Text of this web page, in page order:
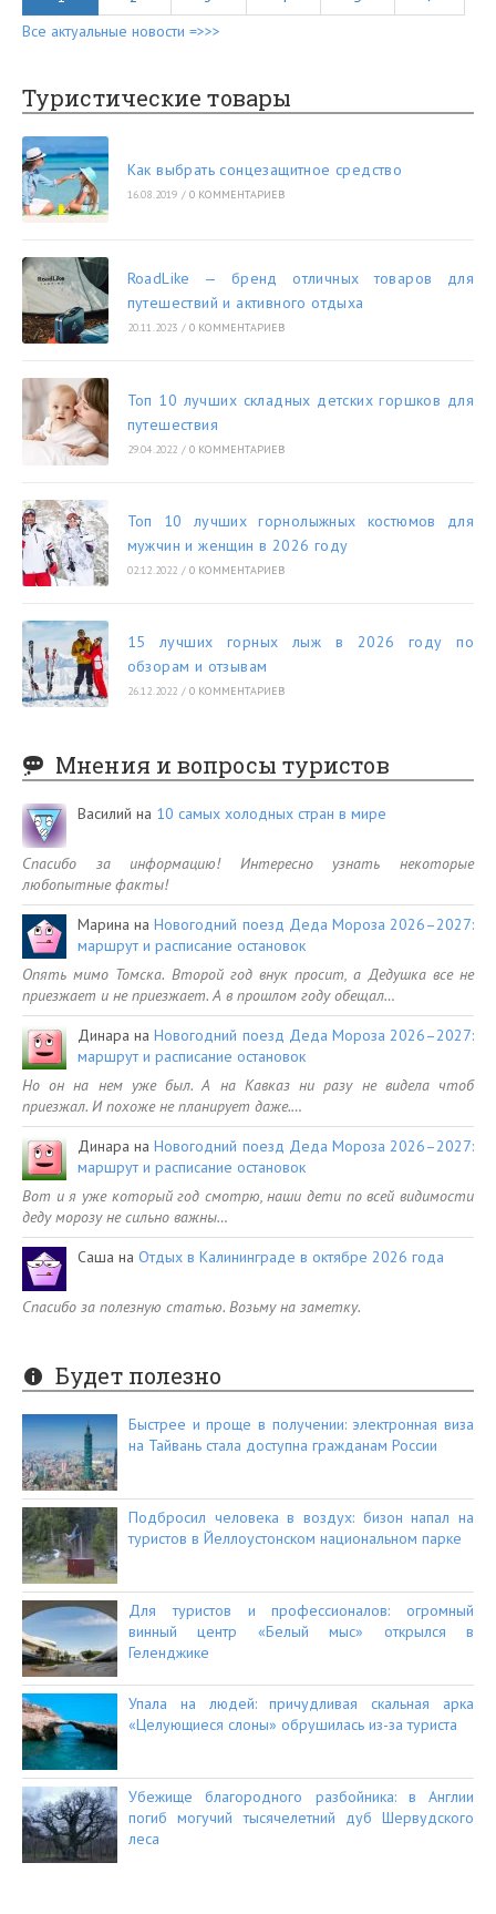
Все актуальные новости =>>>
Туристические товары
Как выбрать сонцезащитное средство
16.08.2019 / 0 КОММЕНТАРИЕВ
RoadLike — бренд отличных товаров для
путешествий и активного отдыха
20.11.2023 / 0 КОММЕНТАРИЕВ
Топ 10 лучших складных детских горшков для
путешествия
29.04.2022 / 0 КОММЕНТАРИЕВ
Топ 10 лучших горнолыжных костюмов для
мужчин и женщин в 2026 году
02.12.2022 / 0 КОММЕНТАРИЕВ
15 лучших горных лыж в 2026 году по
обзорам и отзывам
26.12.2022 / 0 КОММЕНТАРИЕВ
Мнения и вопросы туристов
Василий на 10 самых холодных стран в мире
Спасибо за информацию! Интересно узнать некоторые
любопытные факты!
Марина наНовогодний поезд Деда Мороза 2026–2027:
маршрут и расписание остановок
Опять мимо Томска. Второй год внук просит, а Дедушка все не
приезжает и не приезжает. А в прошлом году обещал…
Динара наНовогодний поезд Деда Мороза 2026–2027:
маршрут и расписание остановок
Но он на нем уже был. А на Кавказ ни разу не видела чтоб
приезжал. И похоже не планирует даже.…
Динара наНовогодний поезд Деда Мороза 2026–2027:
маршрут и расписание остановок
Вот и я уже который год смотрю, наши дети по всей видимости
деду морозу не сильно важны…
Саша на Отдых в Калининграде в октябре 2026 года
Спасибо за полезную статью. Возьму на заметку.
Будет полезно
Быстрее и проще в получении: электронная виза
на Тайвань стала доступна гражданам России
Подбросил человека в воздух: бизон напал на
туристов в Йеллоустонском национальном парке
Для туристов и профессионалов: огромный
винный центр «Белый мыс» открылся в
Геленджике
Упала на людей: причудливая скальная арка
«Целующиеся слоны» обрушилась из-за туриста
Убежище благородного разбойника: в Англии
погиб могучий тысячелетний дуб Шервудского
леса